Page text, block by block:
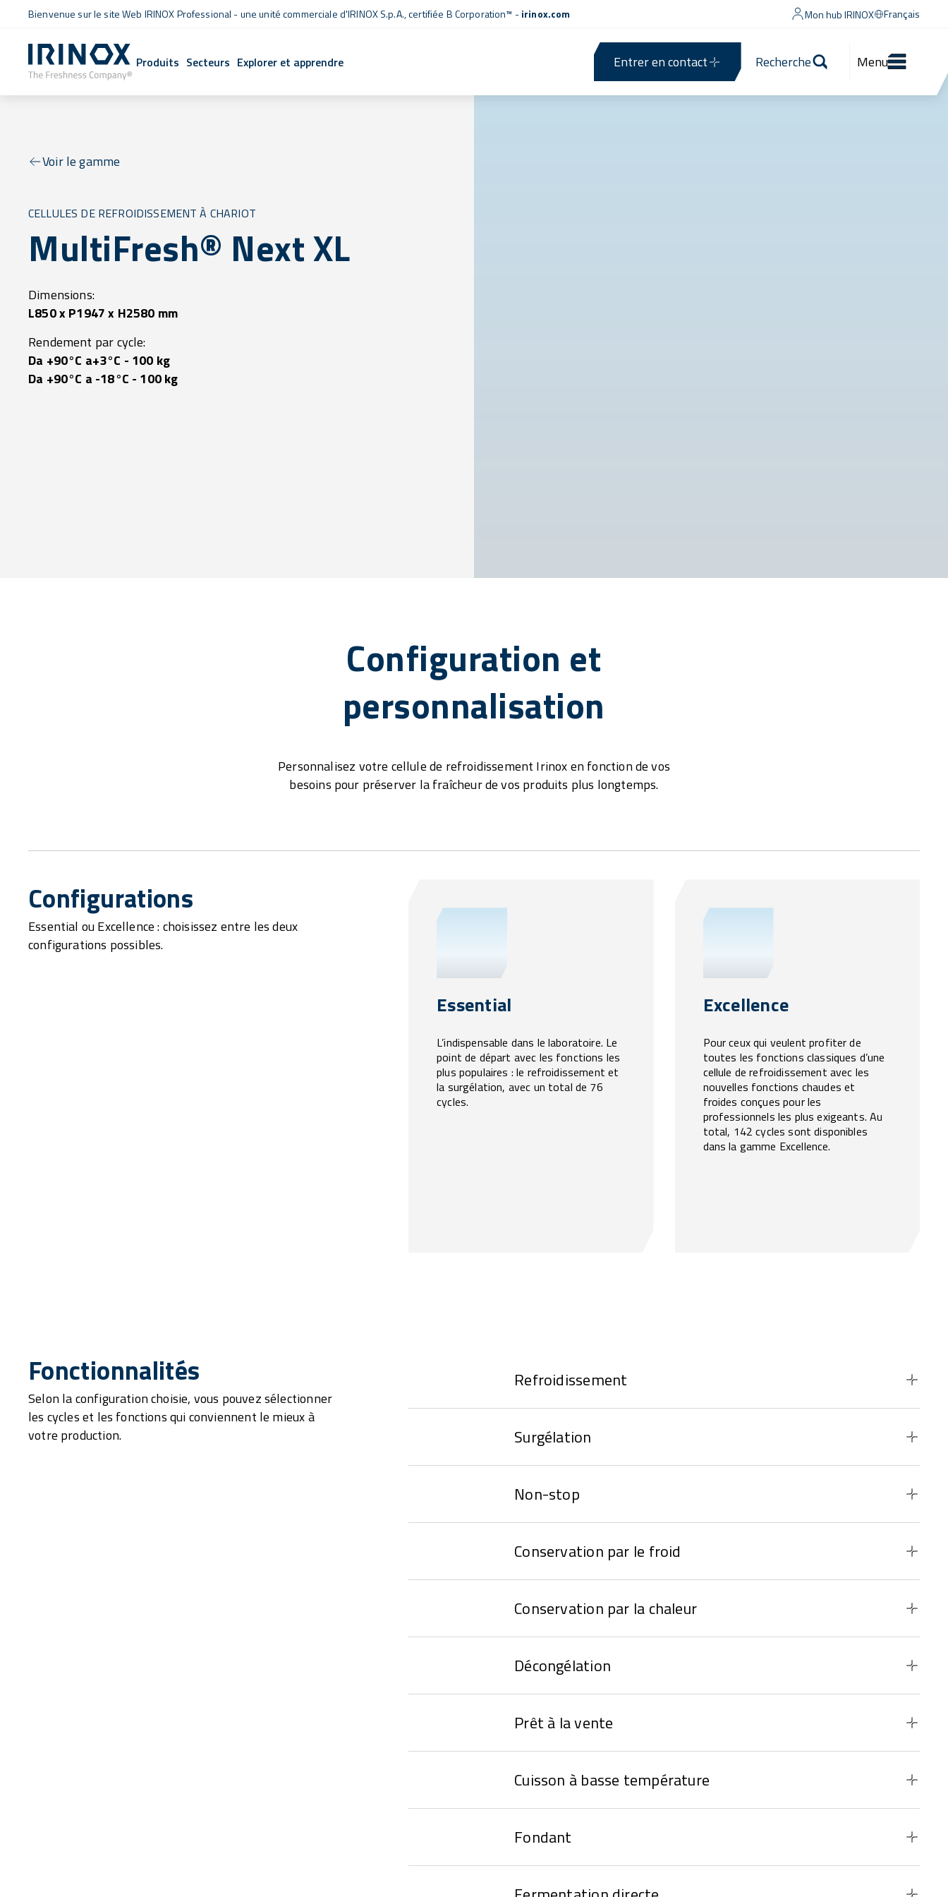
Bienvenue sur le site Web IRINOX Professional - une unité commerciale d'IRINOX S.p.A.,certifiée B Corporation™ -irinox.com Mon hub IRINOX Français
Produits Secteurs Explorer et apprendre Entrer en contact Recherche Menu
Voir le gamme
CELLULES DE REFROIDISSEMENT À CHARIOT
MultiFresh® Next XL
Dimensions:
L850 x P1947 x H2580 mm
Rendement par cycle:
Da +90°C a+3°C - 100 kg
Da +90°C a -18°C - 100 kg
Configuration et
personnalisation
Personnalisez votre cellule de refroidissement Irinox en fonction de vos
besoins pour préserver la fraîcheur de vos produits plus longtemps.
Configurations
Essential ou Excellence : choisissez entre les deux
configurations possibles.
Essential
L’indispensable dans le laboratoire. Le
point de départ avec les fonctions les
plus populaires : le refroidissement et
la surgélation, avec un total de 76
cycles.
Excellence
Pour ceux qui veulent profiter de
toutes les fonctions classiques d’une
cellule de refroidissement avec les
nouvelles fonctions chaudes et
froides conçues pour les
professionnels les plus exigeants. Au
total, 142 cycles sont disponibles
dans la gamme Excellence.
Fonctionnalités
Selon la configuration choisie, vous pouvez sélectionner
les cycles et les fonctions qui conviennent le mieux à
votre production.
Refroidissement
Surgélation
Non-stop
Conservation par le froid
Conservation par la chaleur
Décongélation
Prêt à la vente
Cuisson à basse température
Fondant